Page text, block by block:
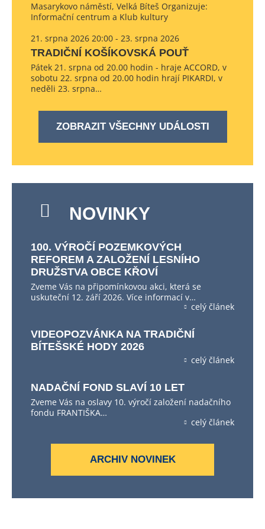
Masarykovo náměstí, Velká Bíteš Organizuje:
Informační centrum a Klub kultury
21. srpna 2026 20:00 - 23. srpna 2026
TRADIČNÍ KOŠÍKOVSKÁ POUŤ
Pátek 21. srpna od 20.00 hodin - hraje ACCORD, v
sobotu 22. srpna od 20.00 hodin hrají PIKARDI, v
neděli 23. srpna…
ZOBRAZIT VŠECHNY UDÁLOSTI
NOVINKY
100. VÝROČÍ POZEMKOVÝCH
REFOREM A ZALOŽENÍ LESNÍHO
DRUŽSTVA OBCE KŘOVÍ
Zveme Vás na připomínkovou akci, která se
uskuteční 12. září 2026. Více informací v…
celý článek
VIDEOPOZVÁNKA NA TRADIČNÍ
BÍTEŠSKÉ HODY 2026
celý článek
NADAČNÍ FOND SLAVÍ 10 LET
Zveme Vás na oslavy 10. výročí založení nadačního
fondu FRANTIŠKA…
celý článek
ARCHIV NOVINEK